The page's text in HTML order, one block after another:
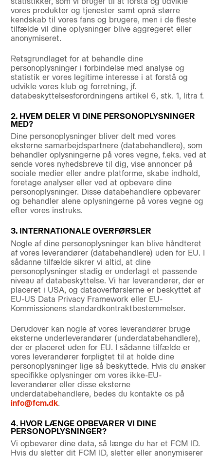
vores produkter og tjenester samt opnå større
kendskab til vores fans og brugere, men i de fleste
tilfælde vil dine oplysninger blive aggregeret eller
anonymiseret.
Retsgrundlaget for at behandle dine
personoplysninger i forbindelse med analyse og
statistik er vores legitime interesse i at forstå og
udvikle vores klub og forretning, jf.
databeskyttelsesforordningens artikel 6, stk. 1, litra f.
2. HVEM DELER VI DINE PERSONOPLYSNINGER
MED?
Dine personoplysninger bliver delt med vores
eksterne samarbejdspartnere (databehandlere), som
behandler oplysningerne på vores vegne, f.eks. ved at
sende vores nyhedsbreve til dig, vise annoncer på
sociale medier eller andre platforme, skabe indhold,
foretage analyser eller ved at opbevare dine
personoplysninger. Disse databehandlere opbevarer
og behandler alene oplysningerne på vores vegne og
efter vores instruks.
3. INTERNATIONALE OVERFØRSLER
Nogle af dine personoplysninger kan blive håndteret
af vores leverandører (databehandlere) uden for EU. I
sådanne tilfælde sikrer vi altid, at dine
personoplysninger stadig er underlagt et passende
niveau af databeskyttelse. Vi har leverandører, der er
placeret i USA, og dataoverførslerne er beskyttet af
EU-US Data Privacy Framework eller EU-
Kommissionens standardkontraktbestemmelser.
Derudover kan nogle af vores leverandører bruge
eksterne underleverandører (underdatabehandlere),
der er placeret uden for EU. I sådanne tilfælde er
vores leverandører forpligtet til at holde dine
personoplysninger lige så beskyttede. Hvis du ønsker
specifikke oplysninger om vores ikke-EU-
leverandører eller disse eksterne
underdatabehandlere, bedes du kontakte os på
info@fcm.dk.
4. HVOR LÆNGE OPBEVARER VI DINE
PERSONOPLYSNINGER?
Vi opbevarer dine data, så længe du har et FCM ID.
Hvis du sletter dit FCM ID, sletter eller anonymiserer